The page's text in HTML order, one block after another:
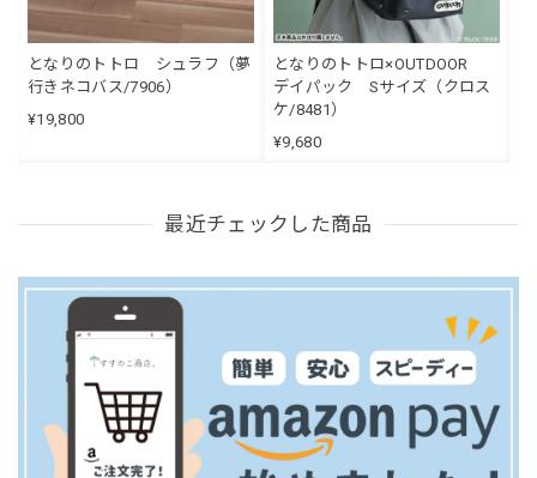
となりのトトロ シュラフ（夢
行きネコバス/7906）
¥19,800
となりのトトロ×OUTDOOR
デイパック Sサイズ（クロス
ケ/8481）
¥9,680
最近チェックした商品